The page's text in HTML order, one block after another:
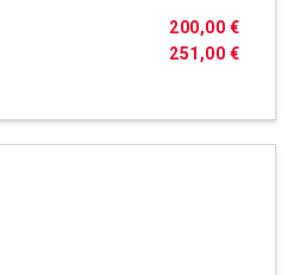
251,00 €
200,00 €